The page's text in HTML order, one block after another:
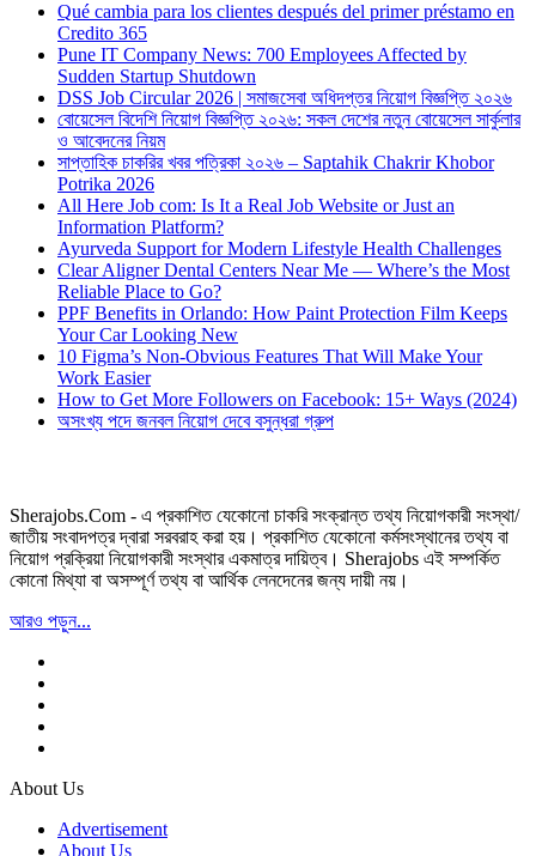
Qué cambia para los clientes después del primer préstamo en
Credito 365
Pune IT Company News: 700 Employees Affected by
Sudden Startup Shutdown
DSS Job Circular 2026 | সমাজসেবা অধিদপ্তর নিয়োগ বিজ্ঞপ্তি ২০২৬
বোয়েসেল বিদেশি নিয়োগ বিজ্ঞপ্তি ২০২৬: সকল দেশের নতুন বোয়েসেল সার্কুলার
ও আবেদনের নিয়ম
সাপ্তাহিক চাকরির খবর পত্রিকা ২০২৬ – Saptahik Chakrir Khobor
Potrika 2026
All Here Job com: Is It a Real Job Website or Just an
Information Platform?
Ayurveda Support for Modern Lifestyle Health Challenges
Clear Aligner Dental Centers Near Me — Where’s the Most
Reliable Place to Go?
PPF Benefits in Orlando: How Paint Protection Film Keeps
Your Car Looking New
10 Figma’s Non-Obvious Features That Will Make Your
Work Easier
How to Get More Followers on Facebook: 15+ Ways (2024)
অসংখ্য পদে জনবল নিয়োগ দেবে বসুন্ধরা গ্রুপ
Sherajobs.Com - এ প্রকাশিত যেকোনো চাকরি সংক্রান্ত তথ্য নিয়োগকারী সংস্থা/
জাতীয় সংবাদপত্র দ্বারা সরবরাহ করা হয়। প্রকাশিত যেকোনো কর্মসংস্থানের তথ্য বা
নিয়োগ প্রক্রিয়া নিয়োগকারী সংস্থার একমাত্র দায়িত্ব। Sherajobs এই সম্পর্কিত
কোনো মিথ্যা বা অসম্পূর্ণ তথ্য বা আর্থিক লেনদেনের জন্য দায়ী নয়।
আরও পড়ুন...
About Us
Advertisement
About Us